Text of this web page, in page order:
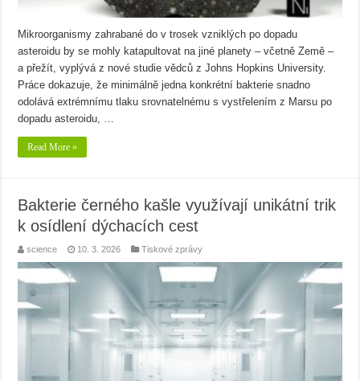
Mikroorganismy zahrabané do v trosek vzniklých po dopadu
asteroidu by se mohly katapultovat na jiné planety – včetně Země –
a přežít, vyplývá z nové studie vědců z Johns Hopkins University.
Práce dokazuje, že minimálně jedna konkrétní bakterie snadno
odolává extrémnímu tlaku srovnatelnému s vystřelením z Marsu po
dopadu asteroidu, …
Read More »
Bakterie černého kašle využívají unikátní trik
k osídlení dýchacích cest
science 10. 3. 2026 Tiskové zprávy